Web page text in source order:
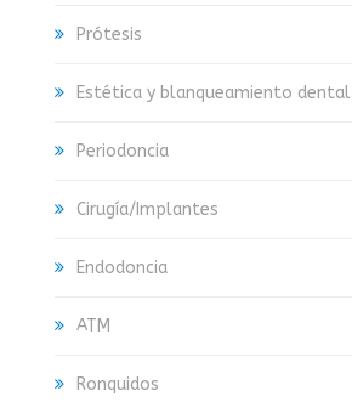
Prótesis
Estética y blanqueamiento dental
Periodoncia
Cirugía/Implantes
Endodoncia
ATM
Ronquidos